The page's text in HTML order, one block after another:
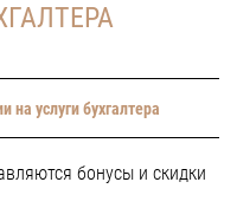
на услуги бухгалтера
бонусы и скидки